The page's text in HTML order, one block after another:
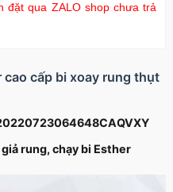
đặt qua ZALO shop chưa trả
cấp bi xoay rung thụt
rung, chạy bi Esther